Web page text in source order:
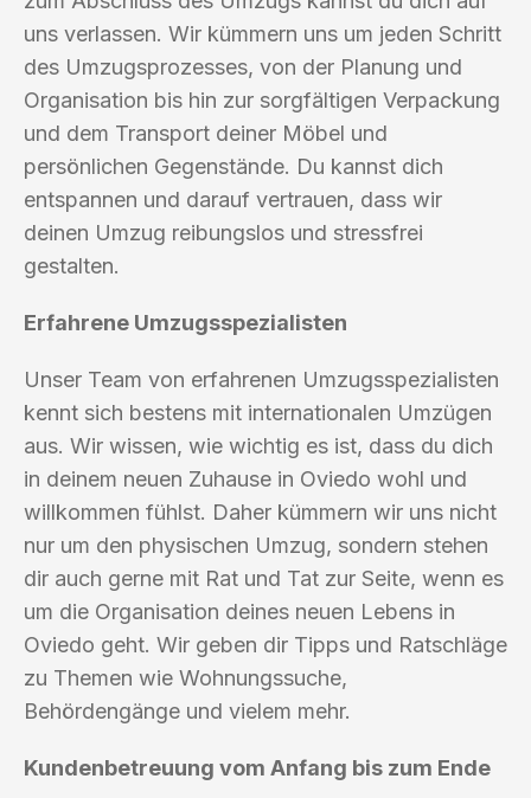
uns verlassen. Wir kümmern uns um jeden Schritt
des Umzugsprozesses, von der Planung und
Organisation bis hin zur sorgfältigen Verpackung
und dem Transport deiner Möbel und
persönlichen Gegenstände. Du kannst dich
entspannen und darauf vertrauen, dass wir
deinen Umzug reibungslos und stressfrei
gestalten.
Erfahrene Umzugsspezialisten
Unser Team von erfahrenen Umzugsspezialisten
kennt sich bestens mit internationalen Umzügen
aus. Wir wissen, wie wichtig es ist, dass du dich
in deinem neuen Zuhause in Oviedo wohl und
willkommen fühlst. Daher kümmern wir uns nicht
nur um den physischen Umzug, sondern stehen
dir auch gerne mit Rat und Tat zur Seite, wenn es
um die Organisation deines neuen Lebens in
Oviedo geht. Wir geben dir Tipps und Ratschläge
zu Themen wie Wohnungssuche,
Behördengänge und vielem mehr.
Kundenbetreuung vom Anfang bis zum Ende